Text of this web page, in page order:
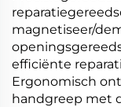
magnetiseer/
efficiënte
Ergonomisch
handgreep met